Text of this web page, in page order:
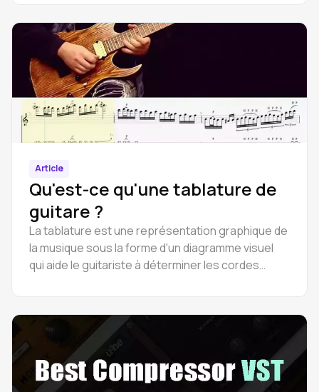
Article
Qu'est-ce qu'une tablature de
guitare ?
La tablature est une représentation graphique de
la musique sous la forme d'un diagramme visuel
qui aide le guitariste à déterminer les cordes